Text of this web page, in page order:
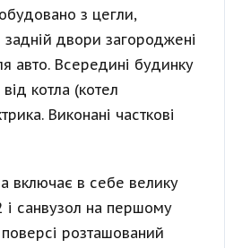
з цегли,
двори загороджені
авто. Всередині будинку
котла (котел
Виконані часткові
включає в себе велику
і санвузол на першому
розташований